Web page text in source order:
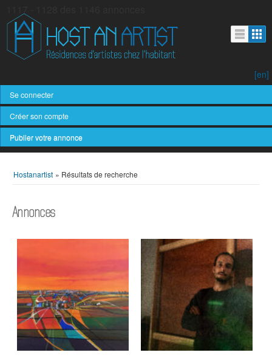
Se connecter
Créer son compte
[en]
Publier votre annonce
Hostanartist » Résultats de recherche
Annonces